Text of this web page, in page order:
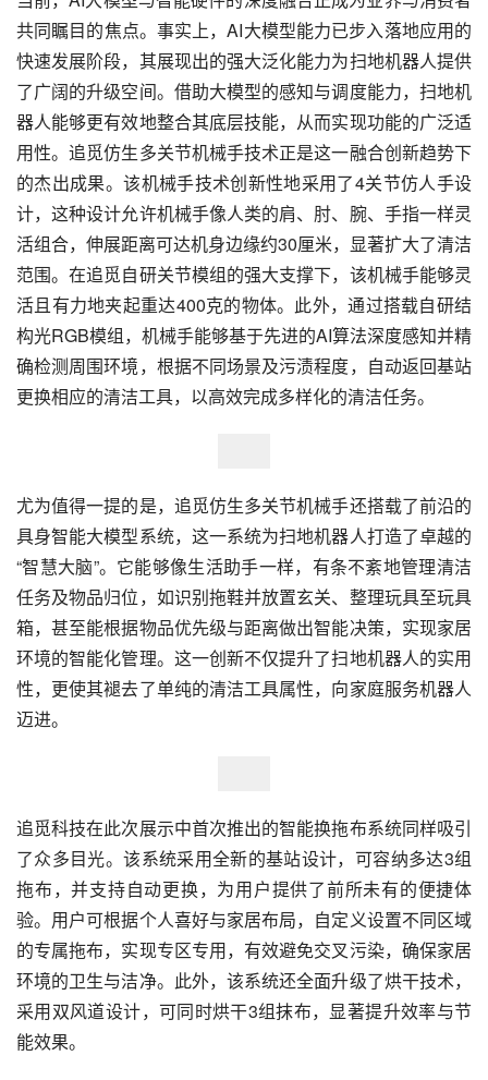
共同瞩目的焦点。事实上，AI大模型能力已步入落地应用的
快速发展阶段，其展现出的强大泛化能力为扫地机器人提供
了广阔的升级空间。借助大模型的感知与调度能力，扫地机
器人能够更有效地整合其底层技能，从而实现功能的广泛适
用性。追觅仿生多关节机械手技术正是这一融合创新趋势下
的杰出成果。该机械手技术创新性地采用了4关节仿人手设
计，这种设计允许机械手像人类的肩、肘、腕、手指一样灵
活组合，伸展距离可达机身边缘约30厘米，显著扩大了清洁
范围。在追觅自研关节模组的强大支撑下，该机械手能够灵
活且有力地夹起重达400克的物体。此外，通过搭载自研结
构光RGB模组，机械手能够基于先进的AI算法深度感知并精
确检测周围环境，根据不同场景及污渍程度，自动返回基站
更换相应的清洁工具，以高效完成多样化的清洁任务。
尤为值得一提的是，追觅仿生多关节机械手还搭载了前沿的
具身智能大模型系统，这一系统为扫地机器人打造了卓越的
“智慧大脑”。它能够像生活助手一样，有条不紊地管理清洁
任务及物品归位，如识别拖鞋并放置玄关、整理玩具至玩具
箱，甚至能根据物品优先级与距离做出智能决策，实现家居
环境的智能化管理。这一创新不仅提升了扫地机器人的实用
性，更使其褪去了单纯的清洁工具属性，向家庭服务机器人
迈进。
追觅科技在此次展示中首次推出的智能换拖布系统同样吸引
了众多目光。该系统采用全新的基站设计，可容纳多达3组
拖布，并支持自动更换，为用户提供了前所未有的便捷体
验。用户可根据个人喜好与家居布局，自定义设置不同区域
的专属拖布，实现专区专用，有效避免交叉污染，确保家居
环境的卫生与洁净。此外，该系统还全面升级了烘干技术，
采用双风道设计，可同时烘干3组抹布，显著提升效率与节
能效果。